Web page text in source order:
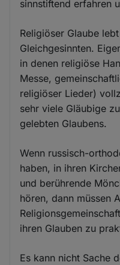
sinnstiftend erfahren
Religiöser Glaube
Gleichgesinnten.
in denen religiöse
Messe,
religiöser Lieder)
sehr viele Gläubige
gelebten Glaubens.
Wenn russisch-
haben, in ihren
und berührende
hören, dann müssen
ihren Glauben zu
Es kann nicht Sache